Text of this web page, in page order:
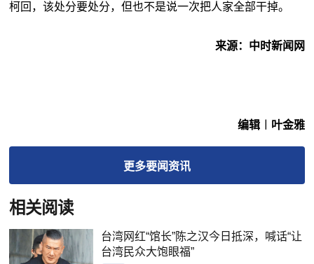
柯回，该处分要处分，但也不是说一次把人家全部干掉。
来源：中时新闻网
编辑︱叶金雅
更多要闻资讯
相关阅读
台湾网红“馆长”陈之汉今日抵深，喊话“让
台湾民众大饱眼福”